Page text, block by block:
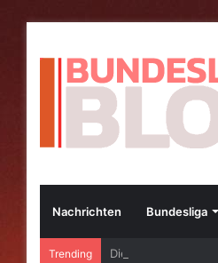
Nachrichten Bundesliga
Trending Die besten